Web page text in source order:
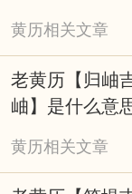
黄历相关文章
老黄历【归岫
岫】是什么意
黄历相关文章